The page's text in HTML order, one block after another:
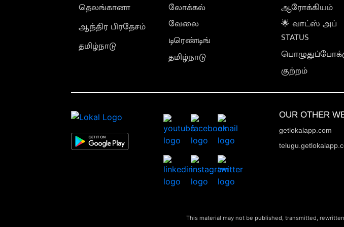
தெலங்கானா
ஆந்திர பிரதேசம்
தமிழ்நாடு
லோக்கல்
வேலை
டிரெண்டிங்
தமிழ்நாடு
ஆரோக்கியம்
🌟 வாட்ஸ் அப்
STATUS
குற்றம்
OUR OTHER
getlokalapp.com
This material may not be published, transmitted,